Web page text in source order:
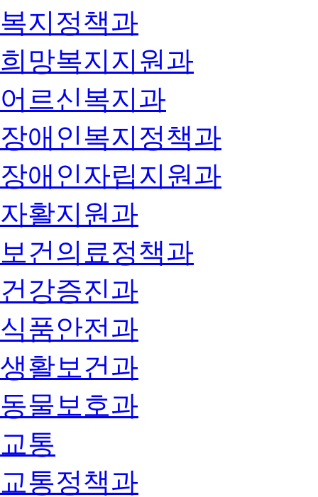
복지정책과
희망복지지원과
어르신복지과
장애인복지정책과
장애인자립지원과
자활지원과
보건의료정책과
건강증진과
식품안전과
생활보건과
동물보호과
교통
교통정책과